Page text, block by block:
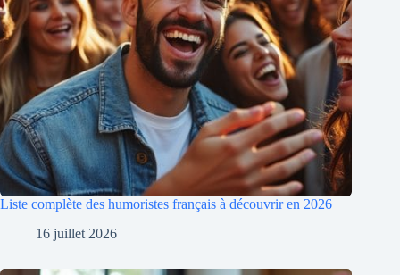
Liste complète des humoristes français à découvrir en 2026
16 juillet 2026